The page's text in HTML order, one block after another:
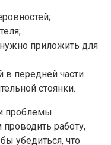
приложить для
в передней части
стоянки.
проблемы
работу,
убедиться, что